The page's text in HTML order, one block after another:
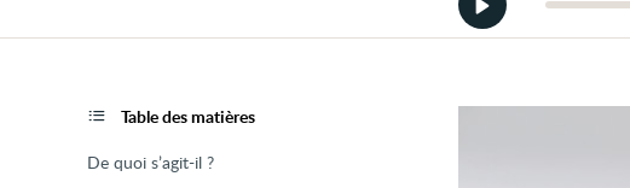
la
version
page
Table des matières
De quoi s’agit-il ?